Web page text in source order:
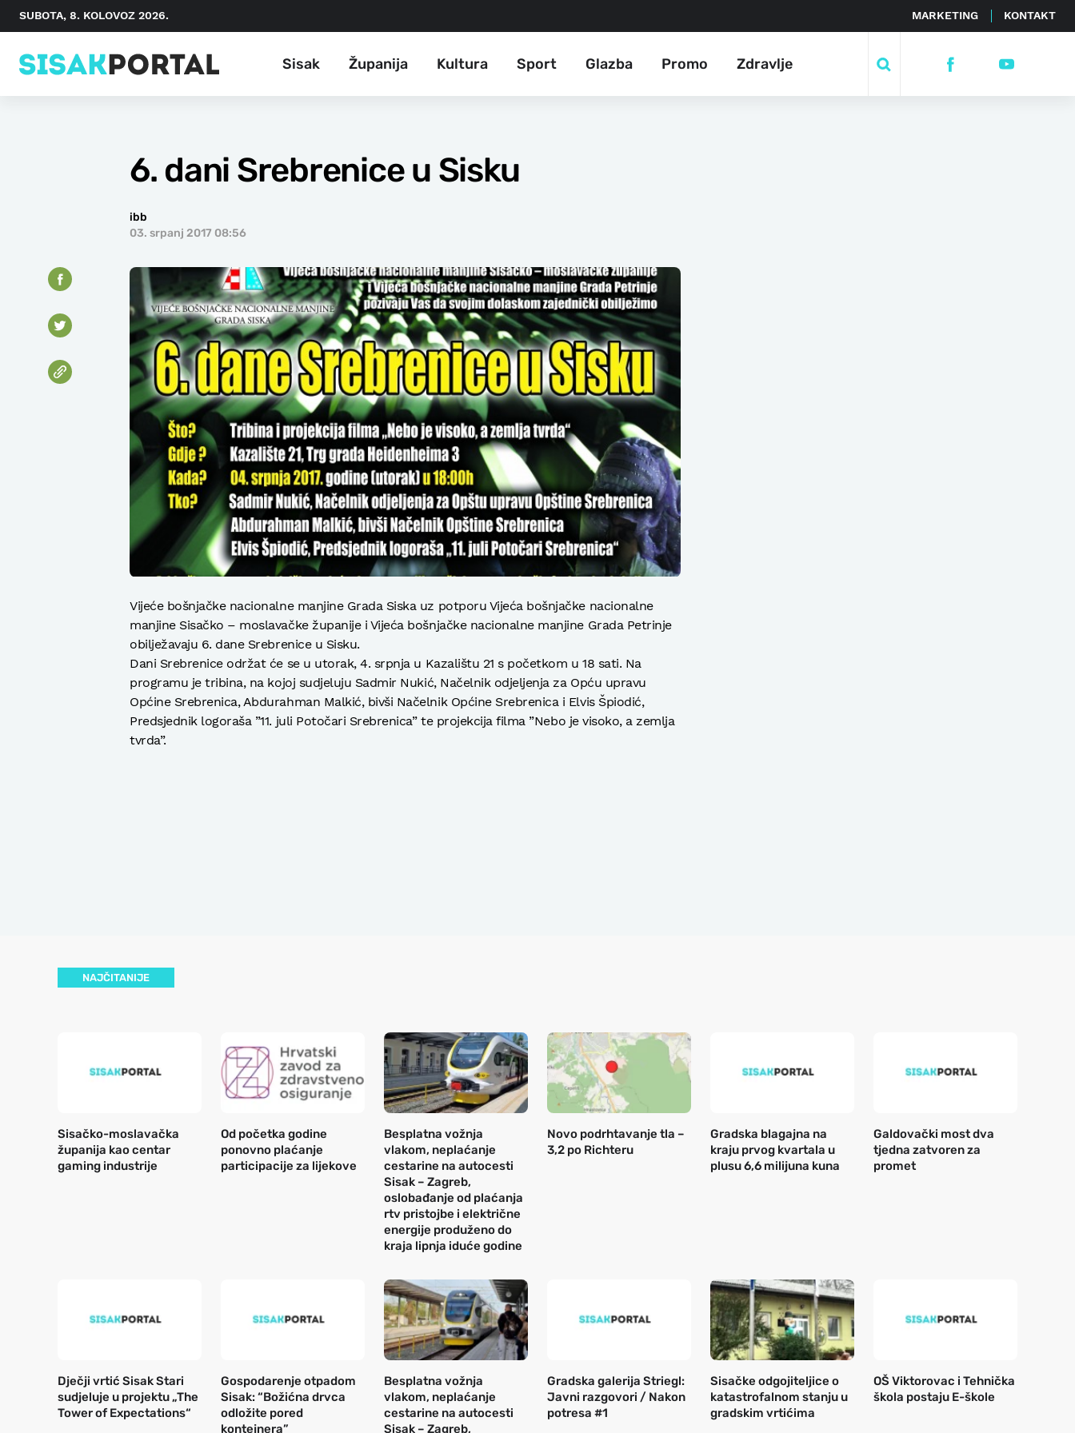
SUBOTA, 8. KOLOVOZ 2026. MARKETING KONTAKT
Sisak Županija Kultura Sport Glazba Promo Zdravlje
6. dani Srebrenice u Sisku
ibb
03. srpanj 2017 08:56
Vijeće bošnjačke nacionalne manjine Grada Siska uz potporu Vijeća bošnjačke nacionalne
manjine Sisačko – moslavačke županije i Vijeća bošnjačke nacionalne manjine Grada Petrinje
obilježavaju 6. dane Srebrenice u Sisku.
Dani Srebrenice održat će se u utorak, 4. srpnja u Kazalištu 21 s početkom u 18 sati. Na
programu je tribina, na kojoj sudjeluju Sadmir Nukić, Načelnik odjeljenja za Opću upravu
Općine Srebrenica, Abdurahman Malkić, bivši Načelnik Općine Srebrenica i Elvis Špiodić,
Predsjednik logoraša ”11. juli Potočari Srebrenica” te projekcija filma ”Nebo je visoko, a zemlja
tvrda”.
NAJČITANIJE
Sisačko-moslavačka
županija kao centar
gaming industrije
Od početka godine
ponovno plaćanje
participacije za lijekove
Besplatna vožnja
vlakom, neplaćanje
cestarine na autocesti
Sisak – Zagreb,
oslobađanje od plaćanja
rtv pristojbe i električne
energije produženo do
kraja lipnja iduće godine
Novo podrhtavanje tla –
3,2 po Richteru
Gradska blagajna na
kraju prvog kvartala u
plusu 6,6 milijuna kuna
Galdovački most dva
tjedna zatvoren za
promet
Dječji vrtić Sisak Stari
sudjeluje u projektu „The
Tower of Expectations“
Gospodarenje otpadom
Sisak: “Božićna drvca
odložite pored
kontejnera”
Besplatna vožnja
vlakom, neplaćanje
cestarine na autocesti
Sisak – Zagreb,
Gradska galerija Striegl:
Javni razgovori / Nakon
potresa #1
Sisačke odgojiteljice o
katastrofalnom stanju u
gradskim vrtićima
OŠ Viktorovac i Tehnička
škola postaju E-škole